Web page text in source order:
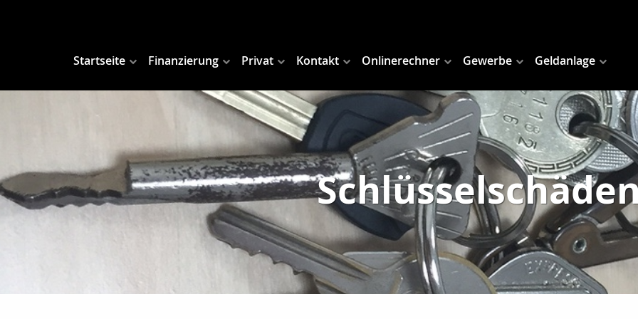
Startseite Finanzierung Privat Kontakt Onlinerechner Gewerbe Geldanlage